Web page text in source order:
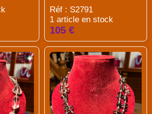
Réf : S2791
1 article en stock
105 €